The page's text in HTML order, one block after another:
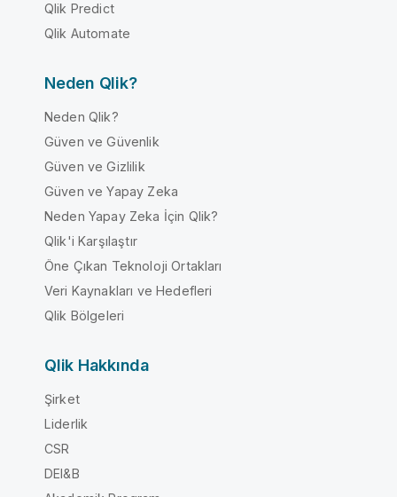
Qlik Predict
Qlik Automate
Neden Qlik?
Neden Qlik?
Güven ve Güvenlik
Güven ve Gizlilik
Güven ve Yapay Zeka
Neden Yapay Zeka İçin Qlik?
Qlik'i Karşılaştır
Öne Çıkan Teknoloji Ortakları
Veri Kaynakları ve Hedefleri
Qlik Bölgeleri
Qlik Hakkında
Şirket
Liderlik
CSR
DEI&B